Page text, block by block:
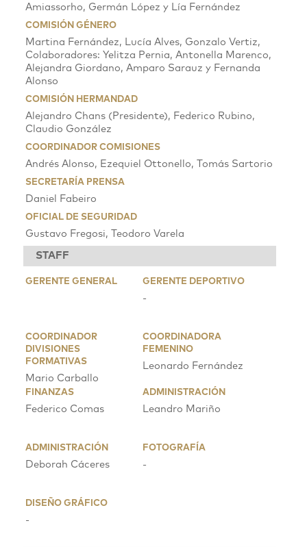
Amiassorho, Germán López y Lía Fernández
COMISIÓN GÉNERO
Martina Fernández, Lucía Alves, Gonzalo Vertiz,
Colaboradores: Yelitza Pernia, Antonella Marenco,
Alejandra Giordano, Amparo Sarauz y Fernanda
Alonso
COMISIÓN HERMANDAD
Alejandro Chans (Presidente), Federico Rubino,
Claudio González
COORDINADOR COMISIONES
Andrés Alonso, Ezequiel Ottonello, Tomás Sartorio
SECRETARÍA PRENSA
Daniel Fabeiro
OFICIAL DE SEGURIDAD
Gustavo Fregosi, Teodoro Varela
STAFF
GERENTE GENERAL GERENTE DEPORTIVO
-
COORDINADOR
DIVISIONES
FORMATIVAS
Mario Carballo
COORDINADORA
FEMENINO
Leonardo Fernández
FINANZAS
Federico Comas
ADMINISTRACIÓN
Leandro Mariño
ADMINISTRACIÓN
Deborah Cáceres
FOTOGRAFÍA
-
DISEÑO GRÁFICO
-